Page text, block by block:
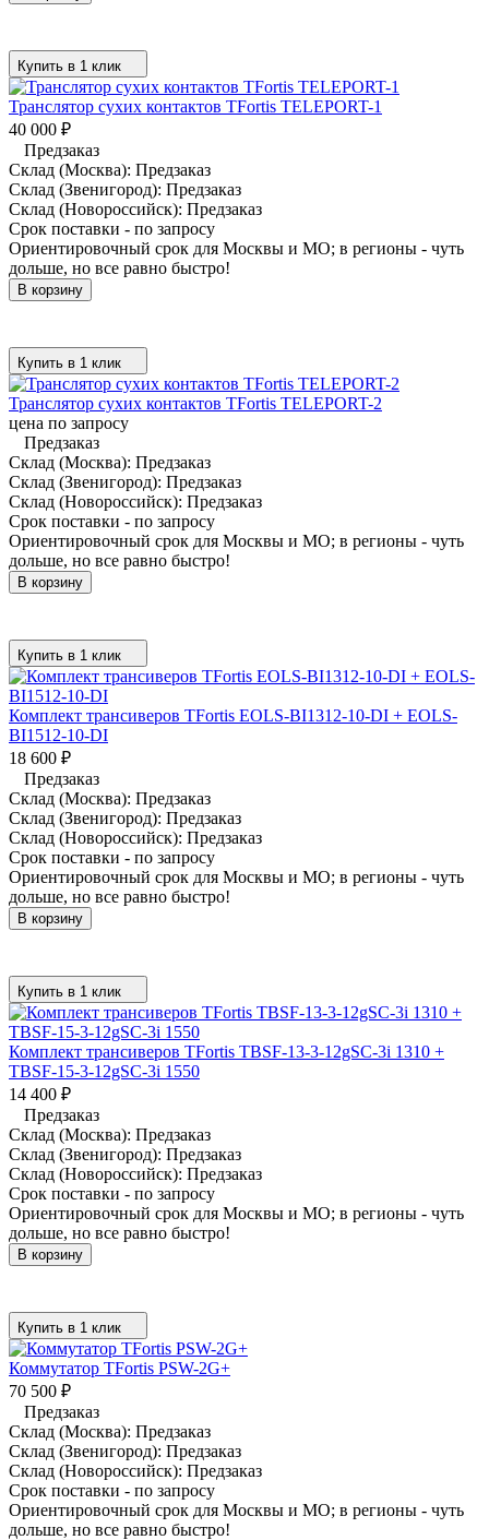
Купить в 1 клик
Транслятор сухих контактов TFortis TELEPORT-1
40 000 ₽
Предзаказ
Склад (Москва): Предзаказ
Склад (Звенигород): Предзаказ
Склад (Новороссийск): Предзаказ
Срок поставки - по запросу
Ориентировочный срок для Москвы и МО; в регионы - чуть
дольше, но все равно быстро!
В корзину
Купить в 1 клик
Транслятор сухих контактов TFortis TELEPORT-2
цена по запросу
Предзаказ
Склад (Москва): Предзаказ
Склад (Звенигород): Предзаказ
Склад (Новороссийск): Предзаказ
Срок поставки - по запросу
Ориентировочный срок для Москвы и МО; в регионы - чуть
дольше, но все равно быстро!
В корзину
Купить в 1 клик
Комплект трансиверов TFortis EOLS-BI1312-10-DI + EOLS-
BI1512-10-DI
18 600 ₽
Предзаказ
Склад (Москва): Предзаказ
Склад (Звенигород): Предзаказ
Склад (Новороссийск): Предзаказ
Срок поставки - по запросу
Ориентировочный срок для Москвы и МО; в регионы - чуть
дольше, но все равно быстро!
В корзину
Купить в 1 клик
Комплект трансиверов TFortis TBSF-13-3-12gSC-3i 1310 +
TBSF-15-3-12gSC-3i 1550
14 400 ₽
Предзаказ
Склад (Москва): Предзаказ
Склад (Звенигород): Предзаказ
Склад (Новороссийск): Предзаказ
Срок поставки - по запросу
Ориентировочный срок для Москвы и МО; в регионы - чуть
дольше, но все равно быстро!
В корзину
Купить в 1 клик
Коммутатор TFortis PSW-2G+
70 500 ₽
Предзаказ
Склад (Москва): Предзаказ
Склад (Звенигород): Предзаказ
Склад (Новороссийск): Предзаказ
Срок поставки - по запросу
Ориентировочный срок для Москвы и МО; в регионы - чуть
дольше, но все равно быстро!